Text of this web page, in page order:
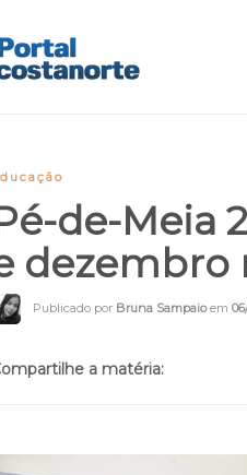
de-Meia
dezembro
Publicado por Bruna Sampaioem
a matéria: